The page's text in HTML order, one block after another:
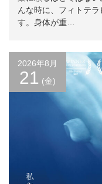
んな時に、フィトテ
す。身体が重…
2026年8月
21 (金)